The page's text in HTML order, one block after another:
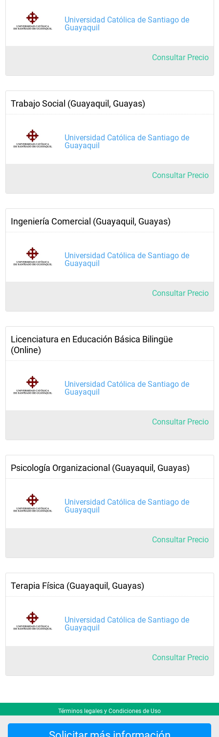
Universidad Católica de Santiago de
Guayaquil
Consultar Precio
Trabajo Social (Guayaquil, Guayas)
Universidad Católica de Santiago de
Guayaquil
Consultar Precio
Ingeniería Comercial (Guayaquil, Guayas)
Universidad Católica de Santiago de
Guayaquil
Consultar Precio
Licenciatura en Educación Básica Bilingüe
(Online)
Universidad Católica de Santiago de
Guayaquil
Consultar Precio
Psicología Organizacional (Guayaquil, Guayas)
Universidad Católica de Santiago de
Guayaquil
Consultar Precio
Terapia Física (Guayaquil, Guayas)
Universidad Católica de Santiago de
Guayaquil
Consultar Precio
Términos legales y Condiciones de Uso